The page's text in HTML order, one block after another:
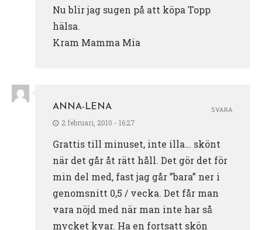
Nu blir jag sugen på att köpa Topp
hälsa.
Kram Mamma Mia
ANNA-LENA
2 februari, 2010 - 16:27
Grattis till minuset, inte illa… skönt
när det går åt rätt håll. Det gör det för
min del med, fast jag går ”bara” ner i
genomsnitt 0,5 / vecka. Det får man
vara nöjd med när man inte har så
mycket kvar. Ha en fortsatt skön
SVARA